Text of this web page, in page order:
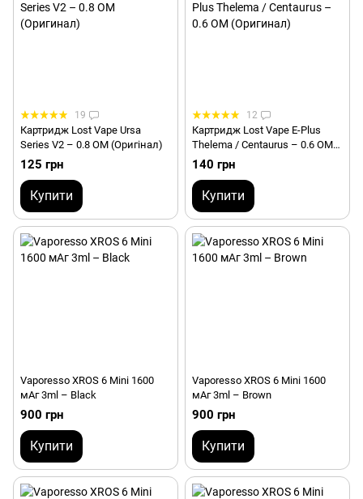
19
Картридж Lost Vape Ursa
Series V2 – 0.8 ОМ (Оригінал)
125 грн
Купити
12
Картридж Lost Vape E-Plus
Thelema / Centaurus – 0.6 ОМ
(Оригінал)
140 грн
Купити
Vaporesso XROS 6 Mini 1600
мАг 3ml – Black
900 грн
Купити
Vaporesso XROS 6 Mini 1600
мАг 3ml – Brown
900 грн
Купити